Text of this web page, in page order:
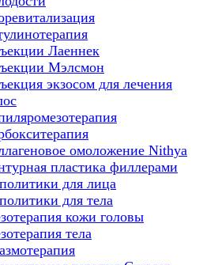
Лаеннек
Мэлсмон
экзосом для лечения
омоложение Nithya
пластика филлерами
для лица
для тела
кожи головы
тела